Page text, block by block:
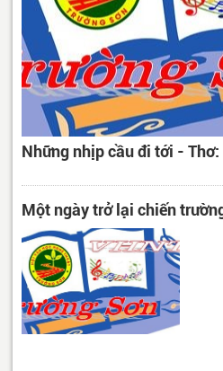
Những nhịp cầu đi tới -
Một ngày trở lại chiến